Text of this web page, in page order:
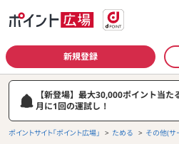
新規登録
【新登場】最大30,000ポイント当
月に1回の運試し！
ポイントサイト「ポイント広場」 ためる その他(サ